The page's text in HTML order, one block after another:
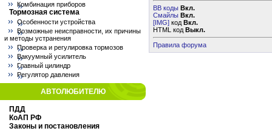
Комбинация приборов
Тормозная система
Особенности устройства
Возможные неисправности, их причины
и методы устранения
Проверка и регулировка тормозов
Вакуумный усилитель
Главный цилиндр
Регулятор давления
АВТОЛЮБИТЕЛЮ
ПДД
КоАП РФ
Законы и постановления
BB коды Вкл.
Смайлы Вкл.
[IMG] код Вкл.
HTML код Выкл.
Правила форума